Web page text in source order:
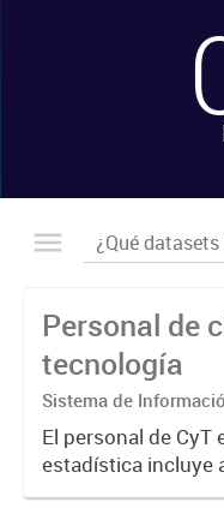
Personal de
tecnología
Sistema de
Tecnología Argentino
El personal de CyT
estadística incluye
personas